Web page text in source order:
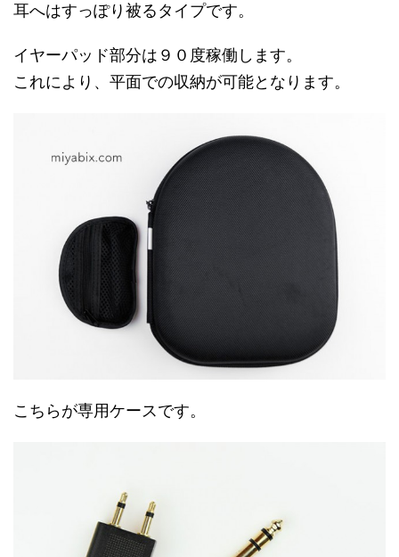
耳へはすっぽり被るタイプです。
イヤーパッド部分は９０度稼働します。
これにより、平面での収納が可能となります。
こちらが専用ケースです。